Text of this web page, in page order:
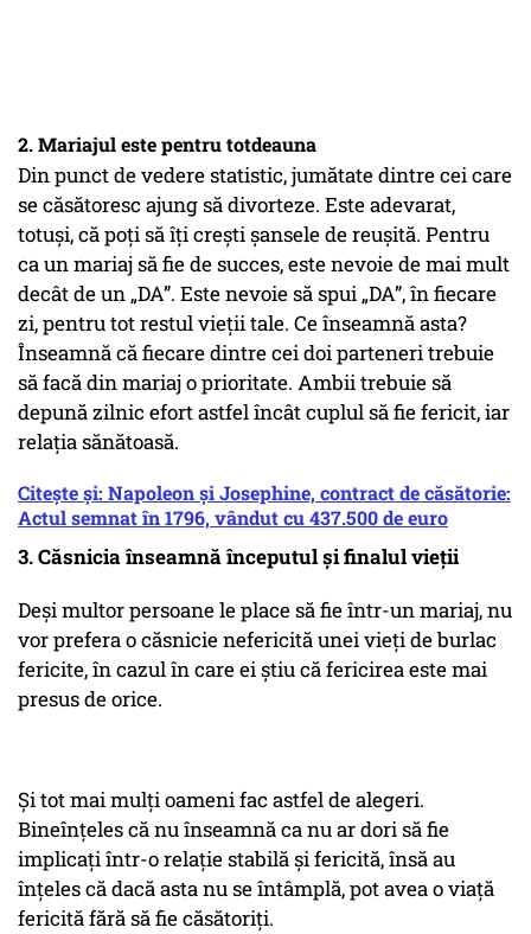
2. Mariajul este pentru totdeauna
Din punct de vedere statistic, jumătate dintre cei care
se căsătoresc ajung să divorteze. Este adevarat,
totuși, că poți să îți crești șansele de reușită. Pentru
ca un mariaj să fie de succes, este nevoie de mai mult
decât de un „DA”. Este nevoie să spui „DA”, în fiecare
zi, pentru tot restul vieții tale. Ce înseamnă asta?
Înseamnă că fiecare dintre cei doi parteneri trebuie
să facă din mariaj o prioritate. Ambii trebuie să
depună zilnic efort astfel încât cuplul să fie fericit, iar
relația sănătoasă.
Citește și: Napoleon și Josephine, contract de căsătorie:
Actul semnat în 1796, vândut cu 437.500 de euro
3. Căsnicia înseamnă începutul și finalul vieții
Deși multor persoane le place să fie într-un mariaj, nu
vor prefera o căsnicie nefericită unei vieți de burlac
fericite, în cazul în care ei știu că fericirea este mai
presus de orice.
Și tot mai mulți oameni fac astfel de alegeri.
Bineînțeles că nu înseamnă ca nu ar dori să fie
implicați într-o relație stabilă și fericită, însă au
înțeles că dacă asta nu se întâmplă, pot avea o viață
fericită fără să fie căsătoriți.